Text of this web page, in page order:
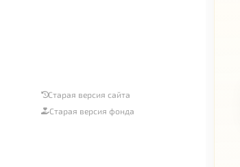
Старая версия сайта
Старая версия фонда